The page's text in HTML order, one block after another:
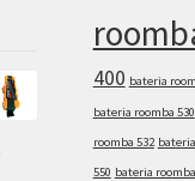
400 bateria
bateria roomba 530
roomba 532
550 bateria